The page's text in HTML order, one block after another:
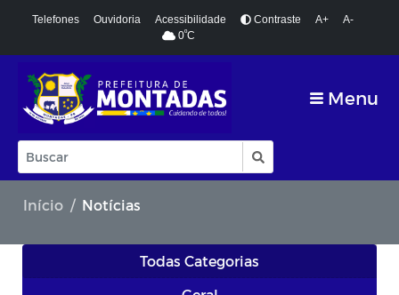
Telefones Ouvidoria Acessibilidade Contraste A+
A-
0ºC
Menu
Início Notícias
Todas Categorias